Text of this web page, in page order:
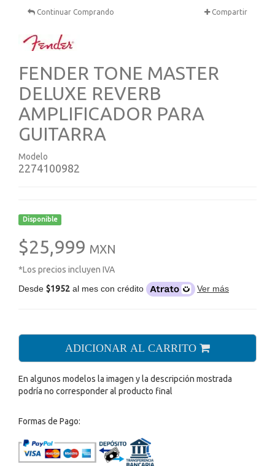
Continuar Comprando Compartir
FENDER TONE MASTER
DELUXE REVERB
AMPLIFICADOR PARA
GUITARRA
Modelo
2274100982
Disponible
$25,999 MXN
*Los precios incluyen IVA
Desde $1952 al mes con crédito Ver más
ADICIONAR AL CARRITO
En algunos modelos la imagen y la descripción mostrada
podría no corresponder al producto final
Formas de Pago: